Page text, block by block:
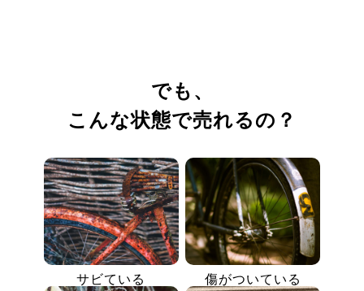
でも、
こんな状態で売れるの？
サビている 傷がついている